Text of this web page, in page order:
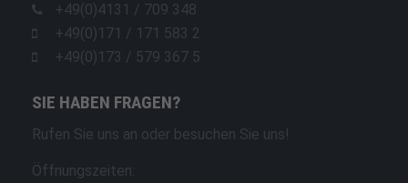
+49(0)4131 / 709 348
+49(0)171 / 171 583 2
+49(0)173 / 579 367 5
SIE HABEN FRAGEN?
Rufen Sie uns an oder besuchen Sie uns!
Öffnungszeiten: